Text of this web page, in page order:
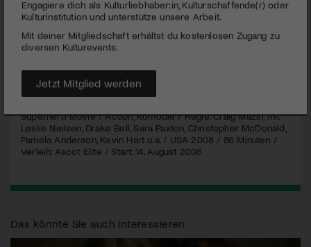
minutes,
seconds
PUBLIZIERT AM 14. AUGUST 2008
Das cineastische Auffangbecken für Liebe, Humor,
Geschmacklosigkeiten und Persiflagen aus der Ideenküche
von Craig Mazin und David Zucker.
MEHR
Superhero Movie / Action, Komödie / Regie: Craig Mazin, mit
Leslie Nielsen, Drake Bell, Sara Paxton, Christopher McDonald,
Pamela Anderson, Kevin Hart u.a. / USA 2008 / 86 Minuten /
Verleih: Ascot Elite / Start: 14. August 2008
Das könnte Sie auch interessieren
Engagiere dich als Kulturliebhaber:in, Kulturschaffende(r) oder
Kulturinstitution und unterstütze unsere Arbeit.
Mit deiner Mitgliedschaft erhältst du kostenlosen Zugang zu
diversen Kulturevents.
Jetzt Mitglied werden